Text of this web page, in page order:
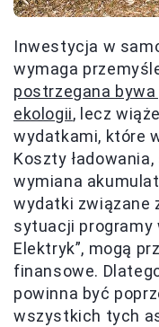
Inwestycja w
wymaga
postrzegana
ekologii, lecz
wydatkami, które
Koszty
wymiana
wydatki związane
sytuacji programy
Elektryk”, mogą
finansowe.
powinna być
wszystkich tych